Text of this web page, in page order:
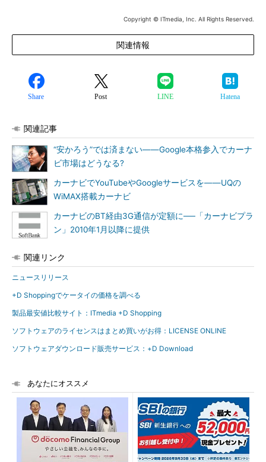
Copyright © ITmedia, Inc. All Rights Reserved.
関連情報
Share Post LINE Hatena
関連記事
“安かろう”では済まない――Google本格参入でカーナ
ビ市場はどうなる?
カーナビでYouTubeやGoogleサービスを――UQの
WiMAX搭載カーナビ
カーナビのBT経由3G通信が定額に──「カーナビプラ
ン」2010年1月以降に提供
関連リンク
ニュースリリース
+D Shoppingでケータイの価格を調べる
製品最安値比較サイト：ITmedia +D Shopping
ソフトウェアのライセンスはまとめ買いがお得：LICENSE ONLINE
ソフトウェアダウンロード販売サービス：+D Download
あなたにオススメ